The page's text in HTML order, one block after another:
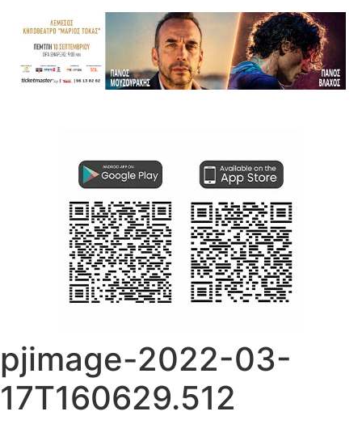
pjimage-2022-03-
17T160629.512